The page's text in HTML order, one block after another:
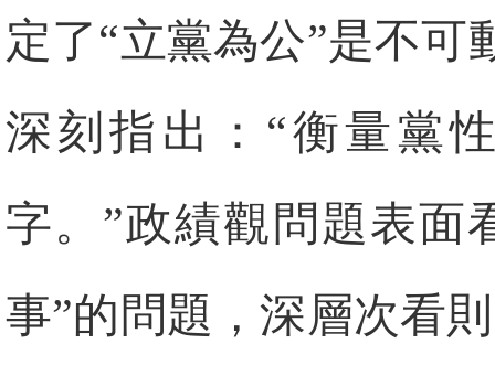
定了“立黨為公”是不
深刻指出：“衡量黨
字。”政績觀問題表面
事”的問題，深層次看